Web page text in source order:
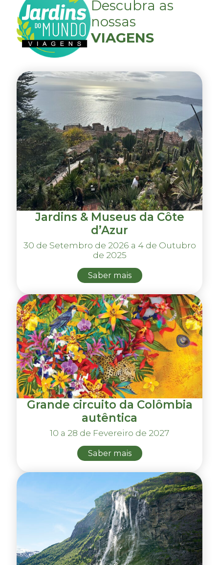
Descubra as
nossas
VIAGENS
Jardins & Museus da Côte
d’Azur
30 de Setembro de 2026 a 4 de Outubro
de 2025
Saber mais
Grande circuito da Colômbia
autêntica
10 a 28 de Fevereiro de 2027
Saber mais